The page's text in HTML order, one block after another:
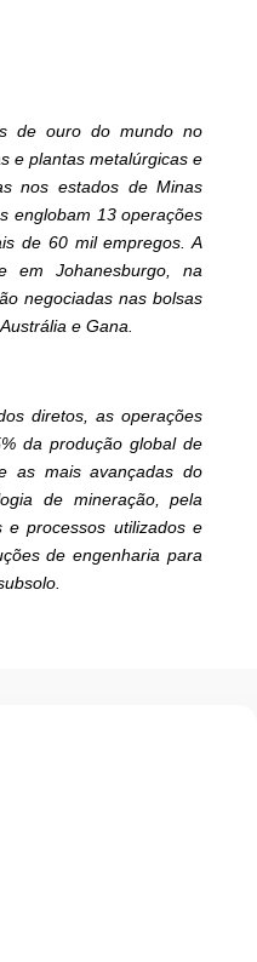
de ouro do mundo no
e plantas metalúrgicas e
nos estados de Minas
englobam 13 operações
de 60 mil empregos. A
em Johanesburgo, na
negociadas nas bolsas
e Gana.
diretos, as operações
da produção global de
as mais avançadas do
de mineração, pela
e processos utilizados e
de engenharia para